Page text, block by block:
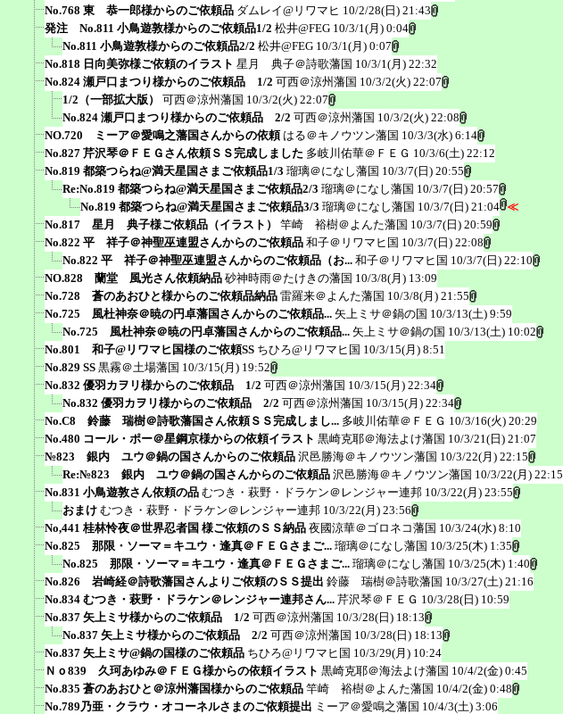
No.768 東 恭一郎様からのご依頼品 ダムレイ@リワマヒ 10/2/28(日) 21:43
発注 No.811 小鳥遊敦様からのご依頼品1/2 松井@FEG 10/3/1(月) 0:04
No.811 小鳥遊敦様からのご依頼品2/2 松井@FEG 10/3/1(月) 0:07
No.818 日向美弥様ご依頼のイラスト 星月 典子＠詩歌藩国 10/3/1(月) 22:32
No.824 瀬戸口まつり様からのご依頼品 1/2 可西＠涼州藩国 10/3/2(火) 22:07
1/2（一部拡大版）
可西＠涼州藩国 10/3/2(火) 22:07
No.824 瀬戸口まつり様からのご依頼品 2/2 可西＠涼州藩国 10/3/2(火) 22:08
NO.720 ミーア＠愛鳴之藩国さんからの依頼 はる＠キノウツン藩国 10/3/3(水) 6:14
No.827 芹沢琴＠ＦＥＧさん依頼ＳＳ完成しました 多岐川佑華＠ＦＥＧ 10/3/6(土) 22:12
No.819 都築つらね@満天星国さまご依頼品1/3 瑠璃＠になし藩国 10/3/7(日) 20:55
Re:No.819 都築つらね@満天星国さまご依頼品2/3 瑠璃＠になし藩国 10/3/7(日) 20:57
No.819 都築つらね@満天星国さまご依頼品3/3 瑠璃＠になし藩国 10/3/7(日) 21:04 ≪
No.817 星月 典子様ご依頼品（イラスト）
竿崎 裕樹＠よんた藩国 10/3/7(日) 20:59
No.822 平 祥子＠神聖巫連盟さんからのご依頼品 和子＠リワマヒ国 10/3/7(日) 22:08
No.822 平 祥子＠神聖巫連盟さんからのご依頼品（お... 和子＠リワマヒ国 10/3/7(日) 22:10
NO.828 蘭堂 風光さん依頼納品 砂神時雨＠たけきの藩国 10/3/8(月) 13:09
No.728 蒼のあおひと様からのご依頼品納品 雷羅来＠よんた藩国 10/3/8(月) 21:55
No.725 風杜神奈＠暁の円卓藩国さんからのご依頼品... 矢上ミサ＠鍋の国 10/3/13(土) 9:59
No.725 風杜神奈＠暁の円卓藩国さんからのご依頼品... 矢上ミサ＠鍋の国 10/3/13(土) 10:02
No.801 和子@リワマヒ国様のご依頼SS ちひろ@リワマヒ国 10/3/15(月) 8:51
No.829 SS 黒霧＠土場藩国 10/3/15(月) 19:52
No.832 優羽カヲリ様からのご依頼品 1/2 可西＠涼州藩国 10/3/15(月) 22:34
No.832 優羽カヲリ様からのご依頼品 2/2 可西＠涼州藩国 10/3/15(月) 22:34
No.C8 鈴藤 瑞樹＠詩歌藩国さん依頼ＳＳ完成しまし... 多岐川佑華＠ＦＥＧ 10/3/16(火) 20:29
No.480 コール・ポー＠星鋼京様からの依頼イラスト 黒崎克耶＠海法よけ藩国 10/3/21(日) 21:07
№823 銀内 ユウ＠鍋の国さんからのご依頼品 沢邑勝海＠キノウツン藩国 10/3/22(月) 22:15
Re:№823 銀内 ユウ＠鍋の国さんからのご依頼品 沢邑勝海＠キノウツン藩国 10/3/22(月) 22:15
No.831 小鳥遊敦さん依頼の品 むつき・萩野・ドラケン＠レンジャー連邦 10/3/22(月) 23:55
おまけ むつき・萩野・ドラケン＠レンジャー連邦 10/3/22(月) 23:56
No,441 桂林怜夜＠世界忍者国 様ご依頼のＳＳ納品 夜國涼華＠ゴロネコ藩国 10/3/24(水) 8:10
No.825 那限・ソーマ＝キユウ・逢真＠ＦＥＧさまご... 瑠璃＠になし藩国 10/3/25(木) 1:35
No.825 那限・ソーマ＝キユウ・逢真＠ＦＥＧさまご... 瑠璃＠になし藩国 10/3/25(木) 1:40
No.826 岩崎経＠詩歌藩国さんよりご依頼のＳＳ提出 鈴藤 瑞樹＠詩歌藩国 10/3/27(土) 21:16
No.834 むつき・萩野・ドラケン＠レンジャー連邦さん... 芹沢琴＠ＦＥＧ 10/3/28(日) 10:59
No.837 矢上ミサ様からのご依頼品 1/2 可西＠涼州藩国 10/3/28(日) 18:13
No.837 矢上ミサ様からのご依頼品 2/2 可西＠涼州藩国 10/3/28(日) 18:13
No.837 矢上ミサ@鍋の国様のご依頼品 ちひろ@リワマヒ国 10/3/29(月) 10:24
Ｎｏ839 久珂あゆみ＠ＦＥＧ様からの依頼イラスト 黒崎克耶＠海法よけ藩国 10/4/2(金) 0:45
No.835 蒼のあおひと＠涼州藩国様からのご依頼品 竿崎 裕樹＠よんた藩国 10/4/2(金) 0:48
No.789乃亜・クラウ・オコーネルさまのご依頼提出 ミーア＠愛鳴之藩国 10/4/3(土) 3:06